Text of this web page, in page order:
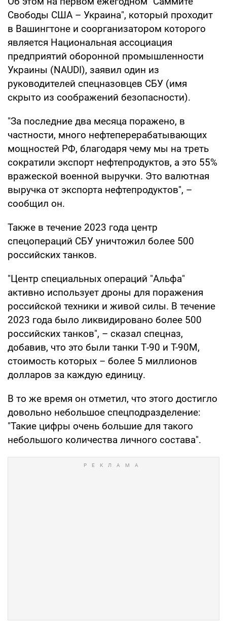
Свободы США – Украина", который проходит
в Вашингтоне и соорганизатором которого
является Национальная ассоциация
предприятий оборонной промышленности
Украины (NAUDI), заявил один из
руководителей спецназовцев СБУ (имя
скрыто из соображений безопасности).
"За последние два месяца поражено, в
частности, много нефтеперерабатывающих
мощностей РФ, благодаря чему мы на треть
сократили экспорт нефтепродуктов, а это 55%
вражеской военной выручки. Это валютная
выручка от экспорта нефтепродуктов", –
сообщил он.
Также в течение 2023 года центр
спецопераций СБУ уничтожил более 500
российских танков.
"Центр специальных операций "Альфа"
активно использует дроны для поражения
российской техники и живой силы. В течение
2023 года было ликвидировано более 500
российских танков", – сказал спецназ,
добавив, что это были танки Т-90 и T-90M,
стоимость которых – более 5 миллионов
долларов за каждую единицу.
В то же время он отметил, что этого достигло
довольно небольшое спецподразделение:
"Такие цифры очень большие для такого
небольшого количества личного состава".